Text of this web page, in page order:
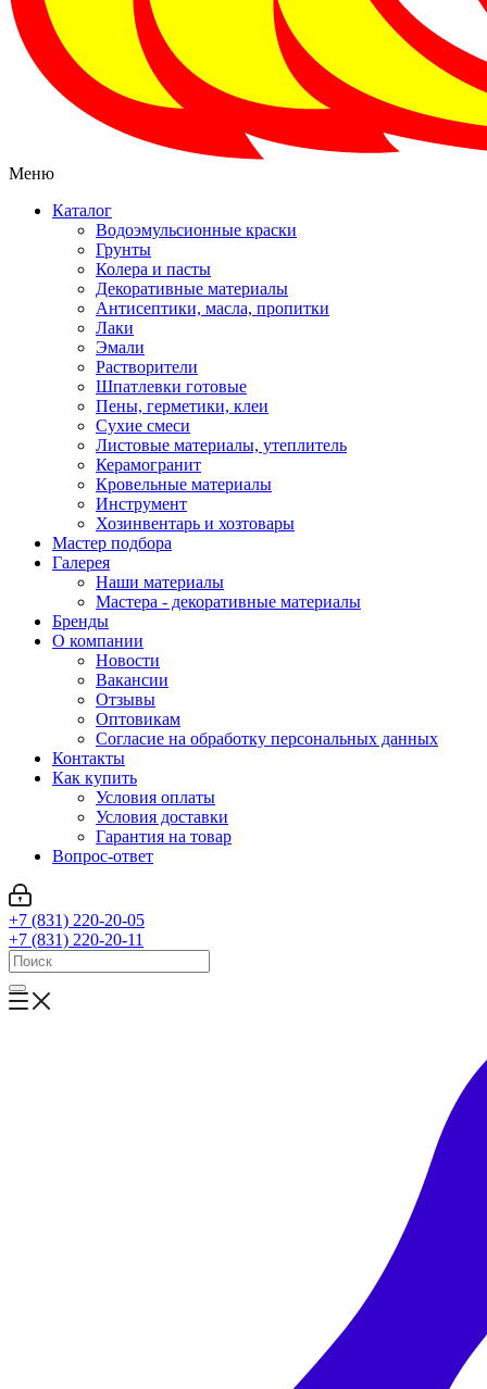
Меню
Каталог
Водоэмульсионные краски
Грунты
Колера и пасты
Декоративные материалы
Антисептики, масла, пропитки
Лаки
Эмали
Растворители
Шпатлевки готовые
Пены, герметики, клеи
Сухие смеси
Листовые материалы, утеплитель
Керамогранит
Кровельные материалы
Инструмент
Хозинвентарь и хозтовары
Мастер подбора
Галерея
Наши материалы
Мастера - декоративные материалы
Бренды
О компании
Новости
Вакансии
Отзывы
Оптовикам
Cогласие на обработку персональных данных
Контакты
Как купить
Условия оплаты
Условия доставки
Гарантия на товар
Вопрос-ответ
+7 (831) 220-20-05
+7 (831) 220-20-11